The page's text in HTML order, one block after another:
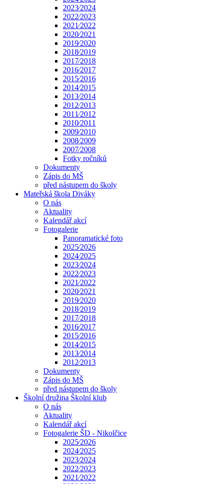
2023⁄2024
2022⁄2023
2021⁄2022
2020⁄2021
2019⁄2020
2018⁄2019
2017⁄2018
2016⁄2017
2015⁄2016
2014⁄2015
2013⁄2014
2012⁄2013
2011⁄2012
2010⁄2011
2009⁄2010
2008⁄2009
2007⁄2008
Fotky ročníků
Dokumenty
Zápis do MŠ
před nástupem do školy
Mateřská škola Diváky
O nás
Aktuality
Kalendář akcí
Fotogalerie
Panoramatické foto
2025⁄2026
2024⁄2025
2023⁄2024
2022⁄2023
2021⁄2022
2020⁄2021
2019⁄2020
2018⁄2019
2017⁄2018
2016⁄2017
2015⁄2016
2014⁄2015
2013⁄2014
2012⁄2013
Dokumenty
Zápis do MŠ
před nástupem do školy
Školní družina Školní klub
O nás
Aktuality
Kalendář akcí
Fotogalerie ŠD - Nikolčice
2025⁄2026
2024⁄2025
2023⁄2024
2022⁄2023
2021⁄2022